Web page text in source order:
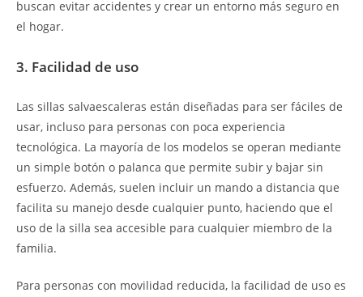
buscan evitar accidentes y crear un entorno más seguro en
el hogar.
3. Facilidad de uso
Las sillas salvaescaleras están diseñadas para ser fáciles de
usar, incluso para personas con poca experiencia
tecnológica. La mayoría de los modelos se operan mediante
un simple botón o palanca que permite subir y bajar sin
esfuerzo. Además, suelen incluir un mando a distancia que
facilita su manejo desde cualquier punto, haciendo que el
uso de la silla sea accesible para cualquier miembro de la
familia.
Para personas con movilidad reducida, la facilidad de uso es